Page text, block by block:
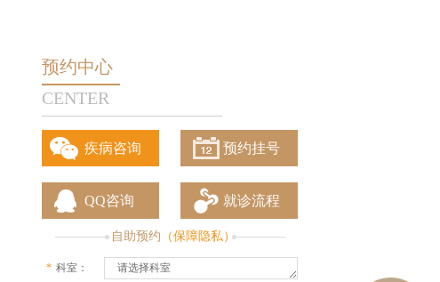
预约中心
CENTER
疾病咨询 预约挂号
QQ咨询 就诊流程
自助预约 （保障隐私）
请选择科室
* 科室：